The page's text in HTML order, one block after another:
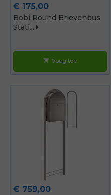
Prijs
€ 175,00
Bobi Round Brievenbus
Stati...
shopping_cart Voeg toe
Prijs
€ 759,00